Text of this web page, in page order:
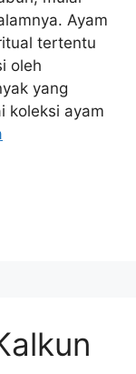
Ayam
tertentu
oleh
yang
koleksi ayam